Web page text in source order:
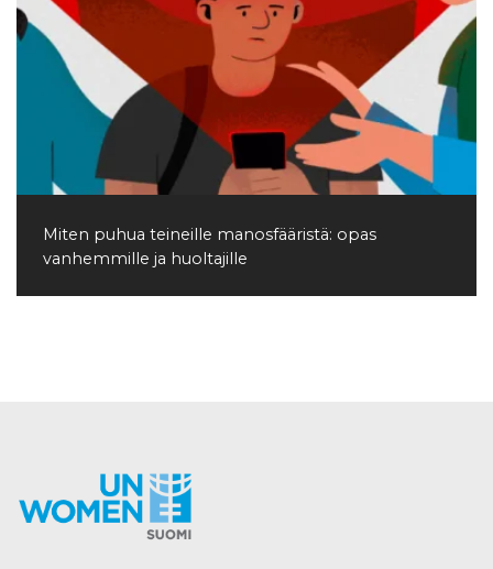
Miten puhua teineille manosfääristä: opas
vanhemmille ja huoltajille